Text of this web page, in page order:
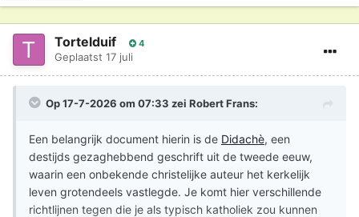
algemeen christelijk geloof te bevestigen.
Tortelduif 4
Geplaatst 17 juli
Op 17-7-2026 om 07:33 zei Robert Frans:
Een belangrijk document hierin is de Didachè, een
destijds gezaghebbend geschrift uit de tweede eeuw,
waarin een onbekende christelijke auteur het kerkelijk
leven grotendeels vastlegde. Je komt hier verschillende
richtlijnen tegen die je als typisch katholiek zou kunnen